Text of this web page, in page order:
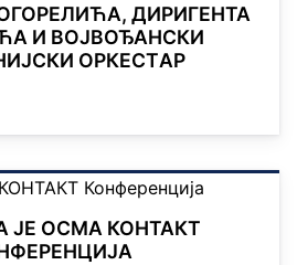
ДИРИГЕНТА
И ВОЈВОЂАНСКИ
ОРКЕСТAР
ЈЕ ОСМА КОНТАКТ